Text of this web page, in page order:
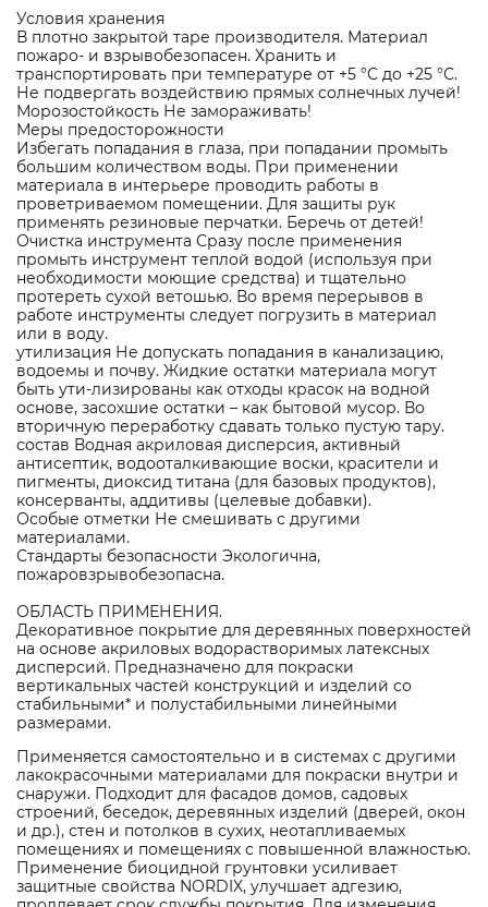
Условия хранения
В плотно закрытой таре производителя. Материал
пожаро- и взрывобезопасен. Хранить и
транспортировать при температуре от +5 °С до +25 °С.
Не подвергать воздействию прямых солнечных лучей!
Морозостойкость Не замораживать!
Меры предосторожности
Избегать попадания в глаза, при попадании промыть
большим количеством воды. При применении
материала в интерьере проводить работы в
проветриваемом помещении. Для защиты рук
применять резиновые перчатки. Беречь от детей!
Очистка инструмента Сразу после применения
промыть инструмент теплой водой (используя при
необходимости моющие средства) и тщательно
протереть сухой ветошью. Во время перерывов в
работе инструменты следует погрузить в материал
или в воду.
утилизация Не допускать попадания в канализацию,
водоемы и почву. Жидкие остатки материала могут
быть ути-лизированы как отходы красок на водной
основе, засохшие остатки – как бытовой мусор. Во
вторичную переработку сдавать только пустую тару.
состав Водная акриловая дисперсия, активный
антисептик, водооталкивающие воски, красители и
пигменты, диоксид титана (для базовых продуктов),
консерванты, аддитивы (целевые добавки).
Особые отметки Не смешивать с другими
материалами.
Стандарты безопасности Экологична,
пожаровзрывобезопасна.
ОБЛАСТЬ ПРИМЕНЕНИЯ.
Декоративное покрытие для деревянных поверхностей
на основе акриловых водорастворимых латексных
дисперсий. Предназначено для покраски
вертикальных частей конструкций и изделий со
стабильными* и полустабильными линейными
размерами.
Применяется самостоятельно и в системах с другими
лакокрасочными материалами для покраски внутри и
снаружи. Подходит для фасадов домов, садовых
строений, беседок, деревянных изделий (дверей, окон
и др.), стен и потолков в сухих, неотапливаемых
помещениях и помещениях с повышенной влажностью.
Применение биоцидной грунтовки усиливает
защитные свойства NORDIX, улучшает адгезию,